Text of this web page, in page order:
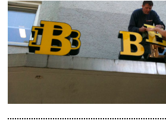
אתר
*אנטי ספאם - באיזה כלי תחבורה אני טס (ארבע אותיות)